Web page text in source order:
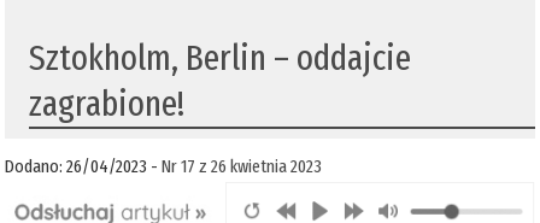
Sztokholm, Berlin – oddajcie
zagrabione!
Dodano: 26/04/2023 -Nr 17 z 26 kwietnia 2023